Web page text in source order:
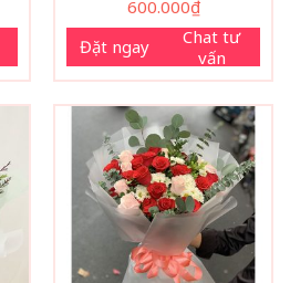
600.000₫
Đặt ngay
Chat tư
vấn